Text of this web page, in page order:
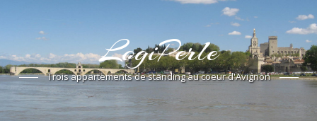
LogiPerle
Trois appartements de standing au coeur d'Avignon